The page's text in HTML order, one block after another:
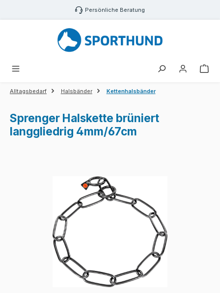
Zum Hauptinhalt springen Persönliche Beratung
Alltagsbedarf Halsbänder Kettenhalsbänder
Sprenger Halskette brüniert
langgliedrig 4mm/67cm
Bildergalerie überspringen